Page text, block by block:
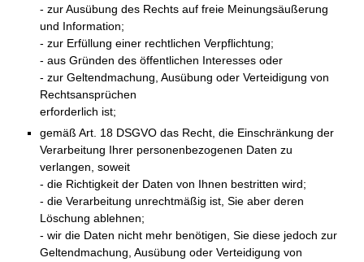
- zur Ausübung des Rechts auf freie Meinungsäußerung
und Information;
- zur Erfüllung einer rechtlichen Verpflichtung;
- aus Gründen des öffentlichen Interesses oder
- zur Geltendmachung, Ausübung oder Verteidigung von
Rechtsansprüchen
erforderlich ist;
gemäß Art. 18 DSGVO das Recht, die Einschränkung der
Verarbeitung Ihrer personenbezogenen Daten zu
verlangen, soweit
- die Richtigkeit der Daten von Ihnen bestritten wird;
- die Verarbeitung unrechtmäßig ist, Sie aber deren
Löschung ablehnen;
- wir die Daten nicht mehr benötigen, Sie diese jedoch zur
Geltendmachung, Ausübung oder Verteidigung von